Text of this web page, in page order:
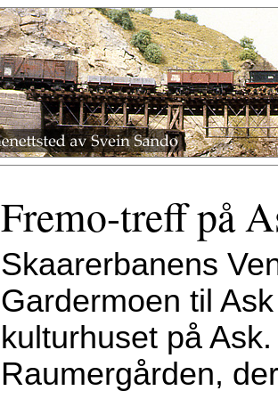
Fremo-treff på
Skaarerbanens
Gardermoen til
kulturhuset på
Raumergården,